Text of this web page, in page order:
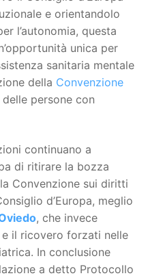
e orientandolo
l’autonomia, questa
unica per
sanitaria mentale
della Convenzione
persone con
continuano a
di ritirare la bozza
Convenzione sui diritti
d’Europa, meglio
, che invece
il ricovero forzati nelle
In conclusione
a detto Protocollo